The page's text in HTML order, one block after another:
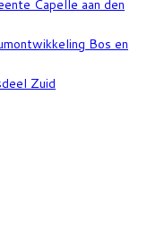
Capelle aan den
Bos en
Zuid